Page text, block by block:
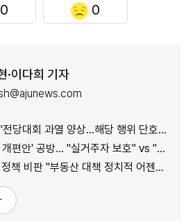
0 0
·이다희 기자
대회 과열 양상…해당 행위 단호히 대처"
' 공방… "실거주자 보호" vs "무책임의 극치"
비판 "부동산 대책 정치적 어젠다로 사용"